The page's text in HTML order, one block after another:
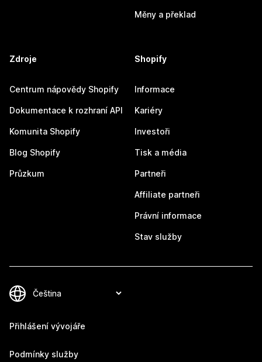
Měny a překlad
Zdroje
Centrum nápovědy Shopify
Dokumentace k rozhraní API
Komunita Shopify
Blog Shopify
Průzkum
Shopify
Informace
Kariéry
Investoři
Tisk a média
Partneři
Affiliate partneři
Právní informace
Stav služby
Přihlášení vývojáře
Podmínky služby